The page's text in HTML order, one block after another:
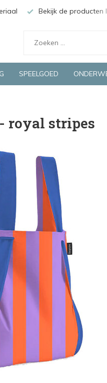
Bekijk de producten
SPEELGOED
royal stripes